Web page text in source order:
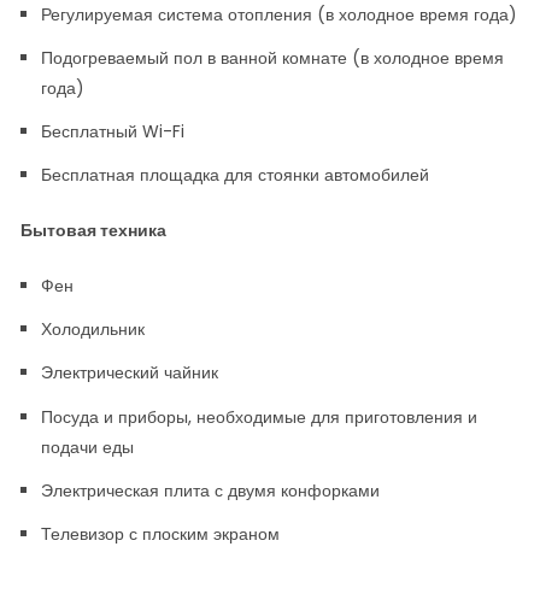
Регулируемая система отопления (в холодное время года)
Подогреваемый пол в ванной комнате (в холодное время
года)
Бесплатный Wi-Fi
Бесплатная площадка для стоянки автомобилей
Бытовая техника
Фен
Холодильник
Электрический чайник
Посуда и приборы, необходимые для приготовления и
подачи еды
Электрическая плита с двумя конфорками
Телевизор с плоским экраном